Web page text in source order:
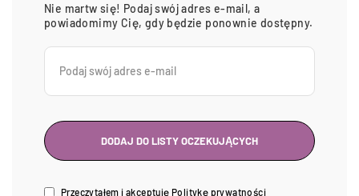
Nie martw się! Podaj swój adres e-mail, a
powiadomimy Cię, gdy będzie ponownie dostępny.
Przeczytałem i akceptuję Politykę prywatności